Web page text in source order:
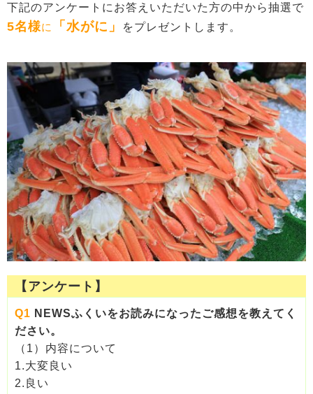
下記のアンケートにお答えいただいた方の中から抽選で
5名様に 「水がに」 をプレゼントします。
【アンケート】
Q1 NEWSふくいをお読みになったご感想を教えてく
ださい。
（1）内容について
1.大変良い
2.良い